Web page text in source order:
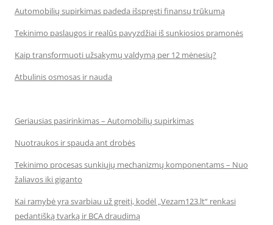
Automobilių supirkimas padeda išspręsti finansų trūkumą
Tekinimo paslaugos ir realūs pavyzdžiai iš sunkiosios pramonės
Kaip transformuoti užsakymų valdymą per 12 mėnesių?
Atbulinis osmosas ir nauda
Geriausias pasirinkimas – Automobilių supirkimas
Nuotraukos ir spauda ant drobės
Tekinimo procesas sunkiųjų mechanizmų komponentams – Nuo
žaliavos iki giganto
Kai ramybė yra svarbiau už greitį, kodėl „Vezam123.lt“ renkasi
pedantišką tvarką ir BCA draudimą